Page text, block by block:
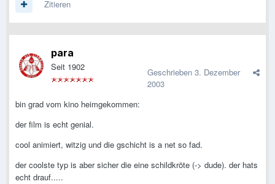
Zitieren
para
Seit 1902 Geschrieben 3. Dezember
2003
bin grad vom kino heimgekommen:
der film is echt genial.
cool animiert, witzig und die gschicht is a net so fad.
der coolste typ is aber sicher die eine schildkröte (-> dude). der hats
echt drauf.....